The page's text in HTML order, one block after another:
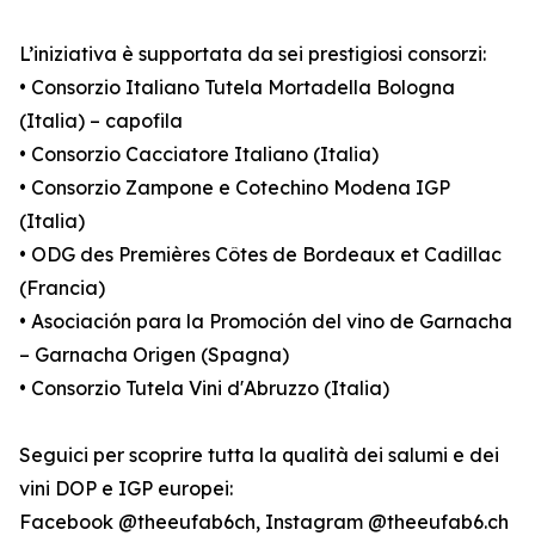
L’iniziativa è supportata da sei prestigiosi consorzi:
• Consorzio Italiano Tutela Mortadella Bologna
(Italia) – capofila
• Consorzio Cacciatore Italiano (Italia)
• Consorzio Zampone e Cotechino Modena IGP
(Italia)
• ODG des Premières Côtes de Bordeaux et Cadillac
(Francia)
• Asociación para la Promoción del vino de Garnacha
– Garnacha Origen (Spagna)
• Consorzio Tutela Vini d'Abruzzo (Italia)
Seguici per scoprire tutta la qualità dei salumi e dei
vini DOP e IGP europei:
Facebook @theeufab6ch, Instagram @theeufab6.ch